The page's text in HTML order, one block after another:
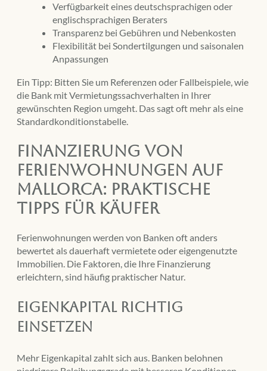
Verfügbarkeit eines deutschsprachigen oder
englischsprachigen Beraters
Transparenz bei Gebühren und Nebenkosten
Flexibilität bei Sondertilgungen und saisonalen
Anpassungen
Ein Tipp: Bitten Sie um Referenzen oder Fallbeispiele, wie
die Bank mit Vermietungssachverhalten in Ihrer
gewünschten Region umgeht. Das sagt oft mehr als eine
Standardkonditionstabelle.
Finanzierung von
Ferienwohnungen auf
Mallorca: Praktische
Tipps für Käufer
Ferienwohnungen werden von Banken oft anders
bewertet als dauerhaft vermietete oder eigengenutzte
Immobilien. Die Faktoren, die Ihre Finanzierung
erleichtern, sind häufig praktischer Natur.
Eigenkapital richtig
einsetzen
Mehr Eigenkapital zahlt sich aus. Banken belohnen